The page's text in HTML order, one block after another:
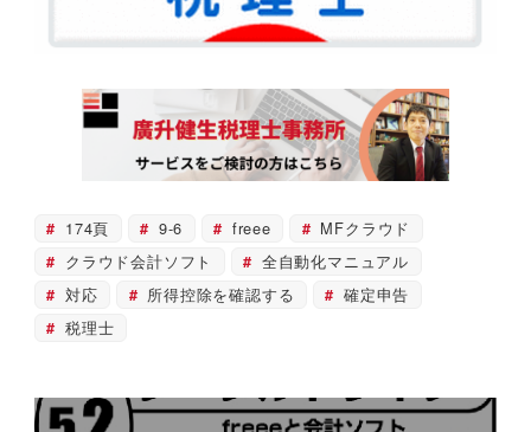
174頁 9-6 freee
MFクラウド
クラウド会計ソフト
全自動化マニュアル
対応
所得控除を確認する
確定申告
税理士